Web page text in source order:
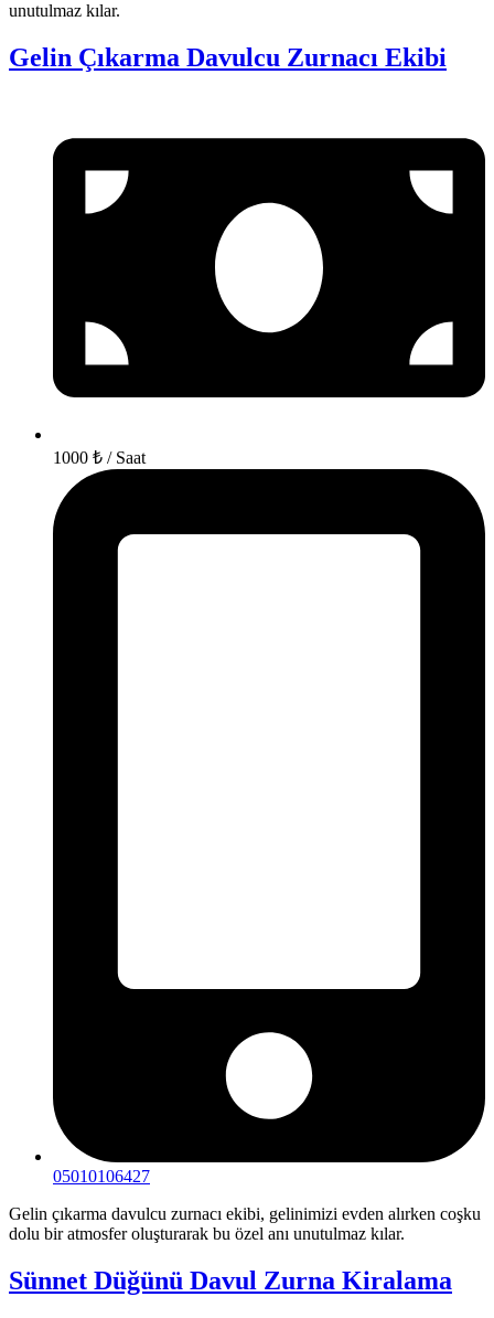
unutulmaz kılar.
Gelin Çıkarma Davulcu Zurnacı Ekibi
1000 ₺ / Saat
05010106427
Gelin çıkarma davulcu zurnacı ekibi, gelinimizi evden alırken coşku
dolu bir atmosfer oluşturarak bu özel anı unutulmaz kılar.
Sünnet Düğünü Davul Zurna Kiralama